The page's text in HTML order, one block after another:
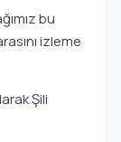
bu
izleme
Şili